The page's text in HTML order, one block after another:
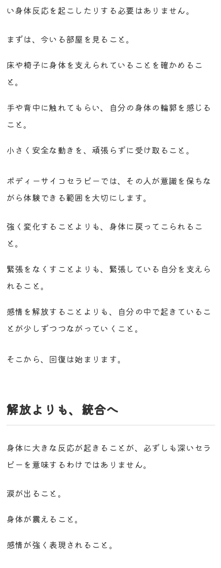
い身体反応を起こしたりする必要はありません。
まずは、今いる部屋を見ること。
床や椅子に身体を支えられていることを確かめるこ
と。
手や背中に触れてもらい、自分の身体の輪郭を感じる
こと。
小さく安全な動きを、頑張らずに受け取ること。
ボディーサイコセラピーでは、その人が意識を保ちな
がら体験できる範囲を大切にします。
強く変化することよりも、身体に戻ってこられるこ
と。
緊張をなくすことよりも、緊張している自分を支えら
れること。
感情を解放することよりも、自分の中で起きているこ
とが少しずつつながっていくこと。
そこから、回復は始まります。
解放よりも、統合へ
身体に大きな反応が起きることが、必ずしも深いセラ
ピーを意味するわけではありません。
涙が出ること。
身体が震えること。
感情が強く表現されること。